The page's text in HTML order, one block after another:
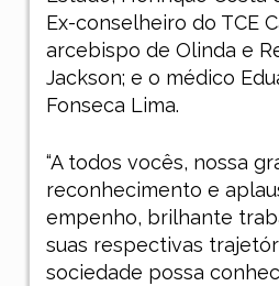
Ex-conselheiro do TCE
arcebispo de Olinda e
Jackson; e o médico
Fonseca Lima.
“A todos vocês, nossa
reconhecimento e
empenho, brilhante
suas respectivas
sociedade possa